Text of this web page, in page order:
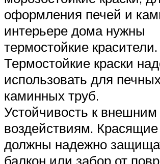
оформления печей и
интерьере дома нужны
термостойкие красители.
Термостойкие краски
использовать для
каминных труб.
Устойчивость к внешним
воздействиям.
должны надежно
балкон или забор от